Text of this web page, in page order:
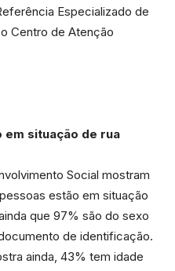
Especializado de
Centro de Atenção
em situação de rua
Social mostram
estão em situação
que 97% são do sexo
de identificação.
ainda, 43% tem idade